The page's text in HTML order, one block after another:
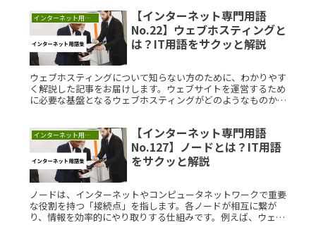
インターネット用語集
【インターネット専門用語
No.22】ウェブホスティングと
は？IT用語をサクッと解説
ウェブホスティングについて知らない方のために、わかりやす
く解説した記事をお届けします。ウェブサイトを運営するため
に必要な基盤となるウェブホスティングがどのようなものかを
インターネット用語集
【インターネット専門用語
No.127】ノードとは？IT用語
をサクッと解説
ノードは、インターネットやコンピュータネットワークで重要
な役割を持つ「接続点」を指します。各ノードが相互に繋が
り、情報を効率的にやり取りする仕組みです。例えば、ウェブ